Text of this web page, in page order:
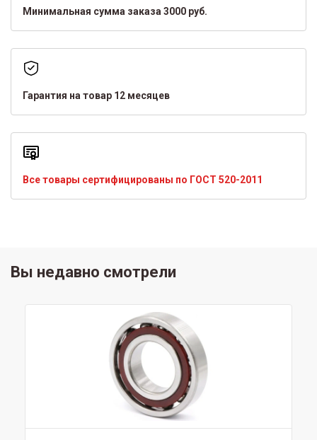
Минимальная сумма заказа 3000 руб.
Гарантия на товар 12 месяцев
Все товары сертифицированы по ГОСТ 520-2011
Вы недавно смотрели